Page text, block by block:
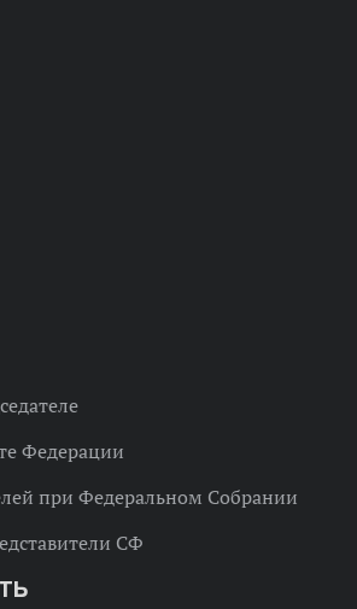
Федерации
при Федеральном Собрании
СФ